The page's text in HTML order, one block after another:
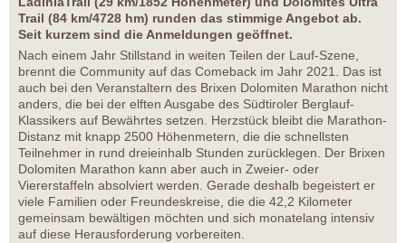
Trail (84 km/4728 hm) runden das stimmige Angebot ab.
Seit kurzem sind die Anmeldungen geöffnet.
Nach einem Jahr Stillstand in weiten Teilen der Lauf-Szene,
brennt die Community auf das Comeback im Jahr 2021. Das ist
auch bei den Veranstaltern des Brixen Dolomiten Marathon nicht
anders, die bei der elften Ausgabe des Südtiroler Berglauf-
Klassikers auf Bewährtes setzen. Herzstück bleibt die Marathon-
Distanz mit knapp 2500 Höhenmetern, die die schnellsten
Teilnehmer in rund dreieinhalb Stunden zurücklegen. Der Brixen
Dolomiten Marathon kann aber auch in Zweier- oder
Viererstaffeln absolviert werden. Gerade deshalb begeistert er
viele Familien oder Freundeskreise, die die 42,2 Kilometer
gemeinsam bewältigen möchten und sich monatelang intensiv
auf diese Herausforderung vorbereiten.